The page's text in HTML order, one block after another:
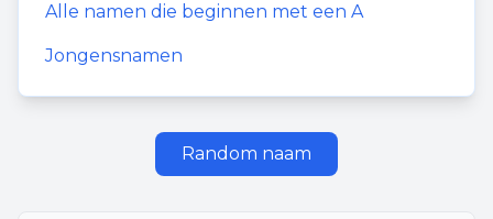
Alle namen die beginnen met een A
Jongensnamen
Random naam